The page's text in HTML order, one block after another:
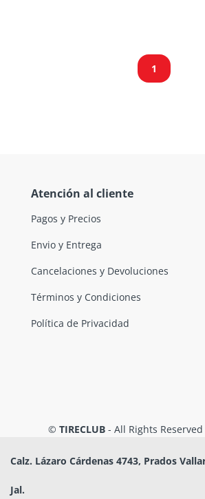
1
Atención al cliente
Pagos y Precios
Envio y Entrega
Cancelaciones y Devoluciones
Términos y Condiciones
Política de Privacidad
© TIRECLUB - All Rights Reserved
Calz. Lázaro Cárdenas 4743, Prados
Jal.